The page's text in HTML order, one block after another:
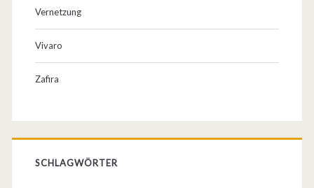
Vernetzung
Vivaro
Zafira
SCHLAGWÖRTER